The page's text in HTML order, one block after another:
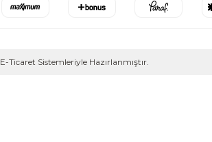
E-Ticaret Sistemleriyle Hazırlanmıştır.